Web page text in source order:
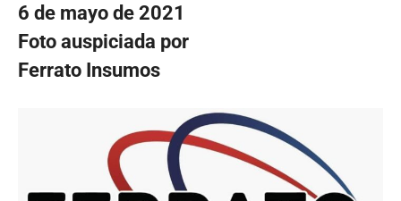
6 de mayo de 2021
Foto auspiciada por
Ferrato Insumos